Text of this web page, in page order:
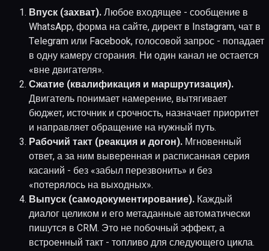
Впуск (захват).Любое входящее - сообщение в
WhatsApp, форма на сайте, директ в Instagram, чат в
Telegram или Facebook, голосовой запрос - попадает
в одну камеру сгорания. Ни один канал не остается
«вне двигателя».
Сжатие (квалификация и маршрутизация).
Двигатель понимает намерение, вытягивает
бюджет, источник и срочность, назначает приоритет
и направляет обращение на нужный путь.
Рабочий такт (реакция и догон). Мгновенный
ответ, а за ним выверенная и расписанная серия
касаний - без «забыл перезвонить» и без
«потерялось на выходных».
Выпуск (самодокументирование). Каждый
диалог целиком и его метаданные автоматически
пишутся в CRM. Это не побочный эффект, а
встроенный такт - топливо для следующего цикла.